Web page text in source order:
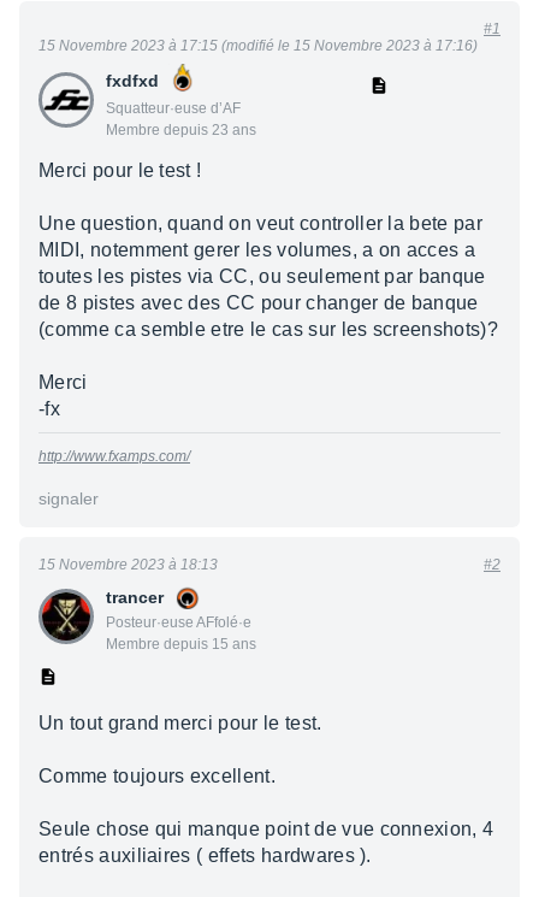
fxdfxd
Squatteur·euse d’AF
Membre depuis 23 ans
15 Novembre 2023 à 17:15 (modifié le 15 Novembre 2023 à 17:16)
#1
Merci pour le test !
Une question, quand on veut controller la bete par
MIDI, notemment gerer les volumes, a on acces a
toutes les pistes via CC, ou seulement par banque
de 8 pistes avec des CC pour changer de banque
(comme ca semble etre le cas sur les screenshots)?
Merci
-fx
http://www.fxamps.com/
signaler
trancer
Posteur·euse AFfolé·e
Membre depuis 15 ans
15 Novembre 2023 à 18:13 #2
Un tout grand merci pour le test.
Comme toujours excellent.
Seule chose qui manque point de vue connexion, 4
entrés auxiliaires ( effets hardwares ).